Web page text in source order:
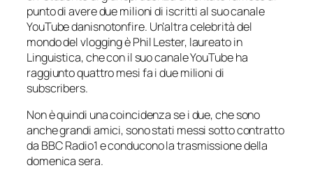
punto di avere due milioni di iscritti al suo canale
YouTubedanisnotonfire. Un’altra celebrità del
mondo delvloggingè Phil Lester, laureato in
Linguistica, che con il suo canale YouTube ha
raggiunto quattro mesi fa i due milioni di
subscribers.
Non è quindi una coincidenza se i due, che sono
anche grandi amici, sono stati messi sotto contratto
da BBC Radio1 e conducono la trasmissione della
domenica sera.